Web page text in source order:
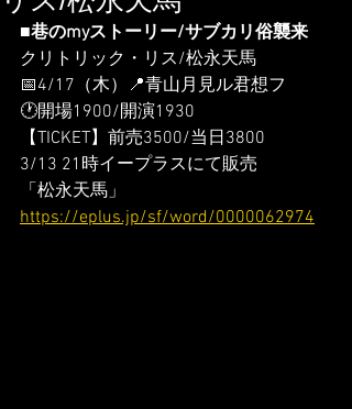
■巷のmyストーリー/サブカリ俗襲来
クリトリック・リス/松永天馬
📅4/17（木）📍青山月見ル君想フ
🕐開場1900/開演1930
【TICKET】前売3500/当日3800
3/13 21時イープラスにて販売
「松永天馬」
https://eplus.jp/sf/word/0000062974